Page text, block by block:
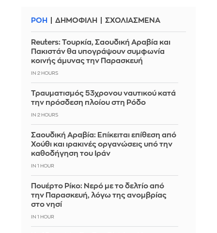
ΡΟΗ ΔΗΜΟΦΙΛΗ ΣΧΟΛΙΑΣΜΕΝΑ
Reuters: Τουρκία, Σαουδική Αραβία και
Πακιστάν θα υπογράψουν συμφωνία
κοινής άμυνας την Παρασκευή
IN 2 HOURS
Τραυματισμός 53χρονου ναυτικού κατά
την πρόσδεση πλοίου στη Ρόδο
IN 2 HOURS
Σαουδική Αραβία: Επίκειται επίθεση από
Χούθι και ιρακινές οργανώσεις υπό την
καθοδήγηση του Ιράν
IN 1 HOUR
Πουέρτο Ρίκο: Νερό με το δελτίο από
την Παρασκευή, λόγω της ανομβρίας
στο νησί
IN 1 HOUR